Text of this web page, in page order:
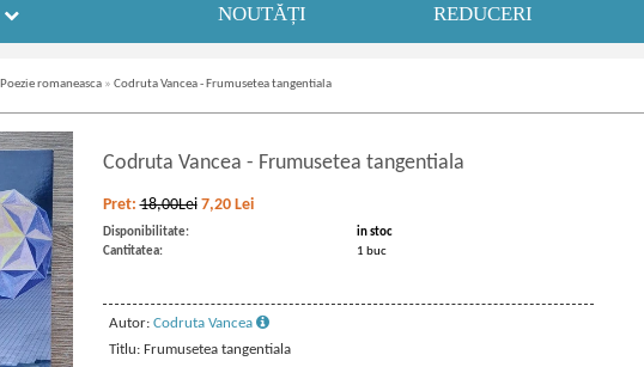
NOUTĂȚI REDUCERI
Poezie romaneasca » Codruta Vancea - Frumusetea tangentiala
Codruta Vancea - Frumusetea tangentiala
Pret:18,00Lei 7,20 Lei
Disponibilitate:
in stoc
Cantitatea:
1 buc
Autor: Codruta Vancea
Titlu: Frumusetea tangentiala